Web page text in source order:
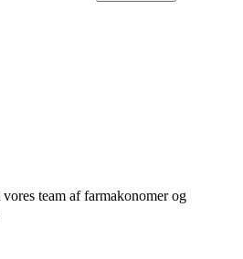
team af farmakonomer og